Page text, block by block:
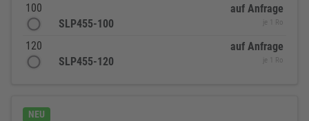
100
SLP455-100
auf Anfrage
je 1 Ro
120
SLP455-120
auf Anfrage
je 1 Ro
NEU